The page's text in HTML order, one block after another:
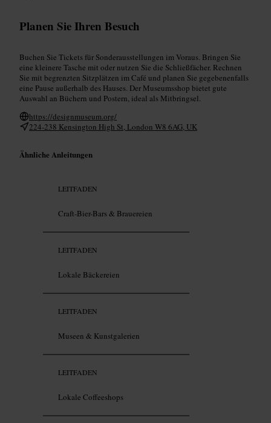
Planen Sie Ihren Besuch
Buchen Sie Tickets für Sonderausstellungen im Voraus. Bringen Sie
eine kleinere Tasche mit oder nutzen Sie die Schließfächer. Rechnen
Sie mit begrenzten Sitzplätzen im Café und planen Sie gegebenenfalls
eine Pause außerhalb des Hauses. Der Museumsshop bietet gute
Auswahl an Büchern und Postern, ideal als Mitbringsel.
https://designmuseum.org/
224-238 Kensington High St, London W8 6AG, UK
Ähnliche Anleitungen
LEITFADEN
Craft-Bier-Bars & Brauereien
LEITFADEN
Lokale Bäckereien
LEITFADEN
Museen & Kunstgalerien
LEITFADEN
Lokale Coffeeshops